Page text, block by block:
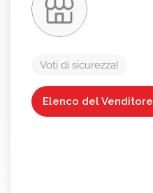
Voti di sicurezza!
Elenco del Venditore